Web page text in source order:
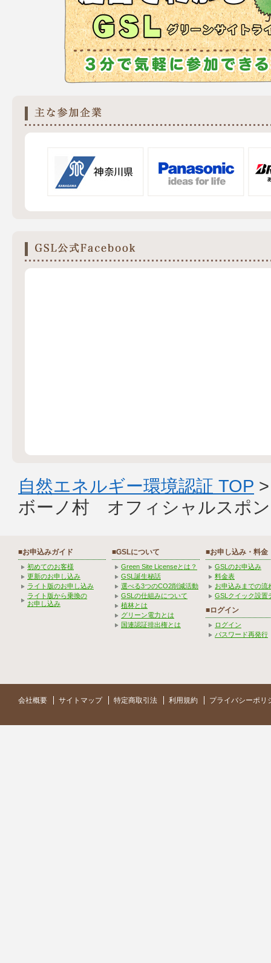
自然エネルギー環境認証 TOP
ボーノ村 オフィシャルスポ
■お申込みガイド
初めてのお客様
更新のお申し込み
ライト版のお申し込み
ライト版から乗換の
お申し込み
■GSLについて
Green Site Licenseとは？
GSL誕生秘話
選べる3つのCO2削減活動
GSLの仕組みについて
植林とは
グリーン電力とは
国連認証排出権とは
■お申し込み・料金
GSLのお申込み
料金表
お申込みまでの流
GSLクイック設置
■ログイン
ログイン
パスワード再発行
会社概要 サイトマップ 特定商取引法 利用規約 プライバシーポリ